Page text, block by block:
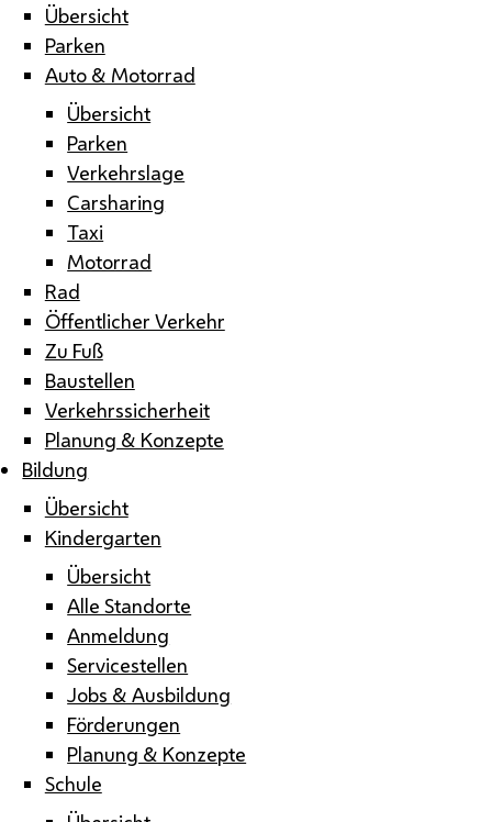
Übersicht
Parken
Auto & Motorrad
Übersicht
Parken
Verkehrslage
Carsharing
Taxi
Motorrad
Rad
Öffentlicher Verkehr
Zu Fuß
Baustellen
Verkehrssicherheit
Planung & Konzepte
Bildung
Übersicht
Kindergarten
Übersicht
Alle Standorte
Anmeldung
Servicestellen
Jobs & Ausbildung
Förderungen
Planung & Konzepte
Schule